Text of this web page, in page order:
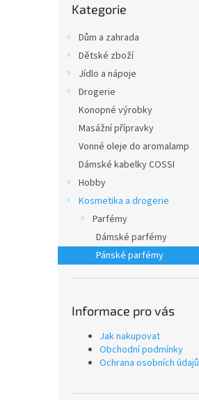
kategorie
Kategorie
Dům a zahrada
Dětské zboží
Jídlo a nápoje
Drogerie
Konopné výrobky
Masážní přípravky
Vonné oleje do aromalamp
Dámské kabelky COSSI
Hobby
Kosmetika a drogerie
Parfémy
Dámské parfémy
Pánské parfémy
Informace pro vás
Jak nakupovat
Obchodní podmínky
Ochrana osobních údajů